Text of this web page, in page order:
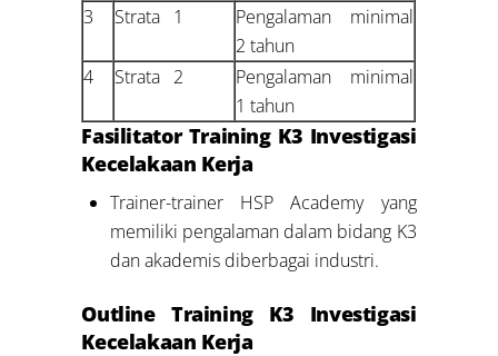
3
Strata 1
Pengalaman minimal
2 tahun
4
Strata 2
Pengalaman minimal
1 tahun
Fasilitator Training K3 Investigasi
Kecelakaan Kerja
Trainer-trainer HSP Academy yang
memiliki pengalaman dalam bidang K3
dan akademis diberbagai industri.
Outline Training K3 Investigasi
Kecelakaan Kerja